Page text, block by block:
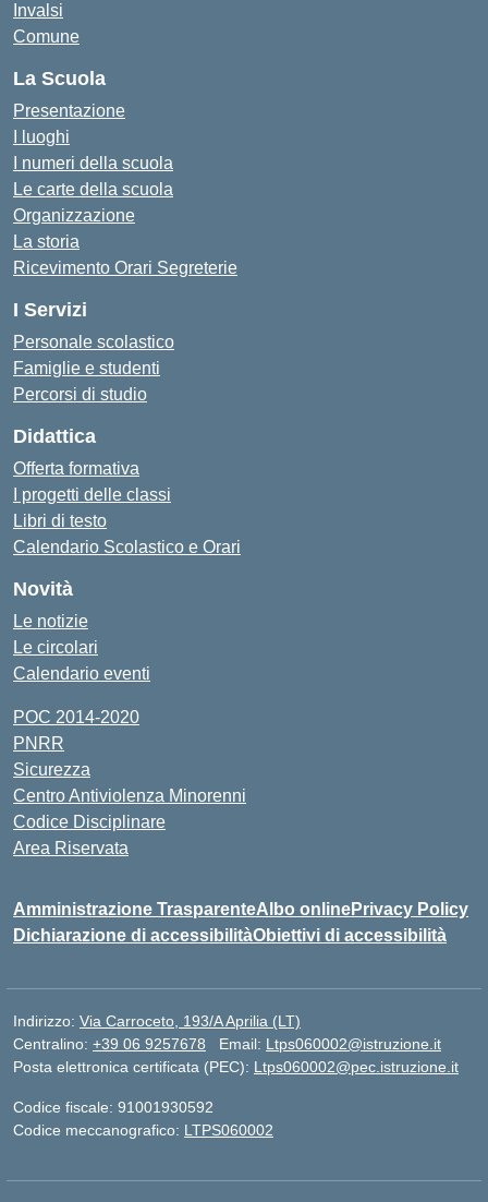
Invalsi
Comune
La Scuola
Presentazione
I luoghi
I numeri della scuola
Le carte della scuola
Organizzazione
La storia
Ricevimento Orari Segreterie
I Servizi
Personale scolastico
Famiglie e studenti
Percorsi di studio
Didattica
Offerta formativa
I progetti delle classi
Libri di testo
Calendario Scolastico e Orari
Novità
Le notizie
Le circolari
Calendario eventi
POC 2014-2020
PNRR
Sicurezza
Centro Antiviolenza Minorenni
Codice Disciplinare
Area Riservata
Amministrazione TrasparenteAlbo onlinePrivacy Policy
Dichiarazione di accessibilitàObiettivi di accessibilità
Indirizzo: Via Carroceto, 193/A Aprilia (LT)
Centralino: +39 06 9257678 Email: Ltps060002@istruzione.it
Posta elettronica certificata (PEC): Ltps060002@pec.istruzione.it
Codice fiscale: 91001930592
Codice meccanografico: LTPS060002